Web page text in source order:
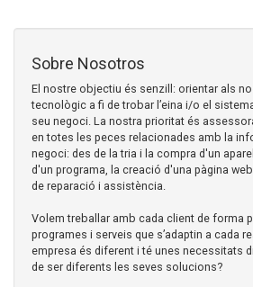
Sobre Nosotros
El nostre objectiu és senzill: orientar als
tecnològic a fi de trobar l’eina i/o el
seu negoci. La nostra prioritat és
en totes les peces relacionades amb la
negoci: des de la tria i la compra d'un
d'un programa, la creació d'una pàgina
de reparació i assistència.
Volem treballar amb cada client de forma
programes i serveis que s’adaptin a cada
empresa és diferent i té unes necessitats
de ser diferents les seves solucions?